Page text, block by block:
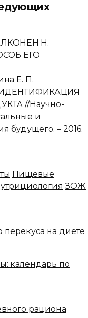
Н.
ЕГО
Е. П.
//Научно-
и
будущего. – 2016.
Пищевые
ЗОЖ
перекуса на диете
календарь по
рациона